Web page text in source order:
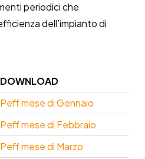
periodici che
dell’impianto di
DOWNLOAD
Peff mese di Gennaio
Peff mese di Febbraio
Peff mese di Marzo